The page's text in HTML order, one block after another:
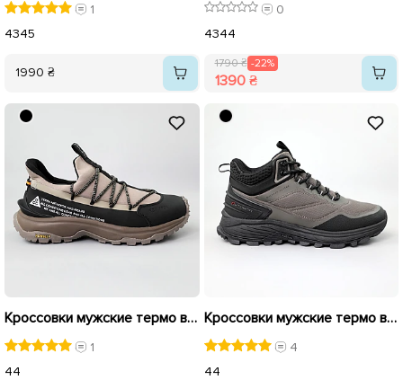
1
4345
1990 ₴
0
4344
1790 ₴ -22%
1390 ₴
Кроссовки мужские термо влагостойкие 590939 Коричневые
1
44
Кроссовки мужские термо влагостойкие 590682 Серые черные
4
44